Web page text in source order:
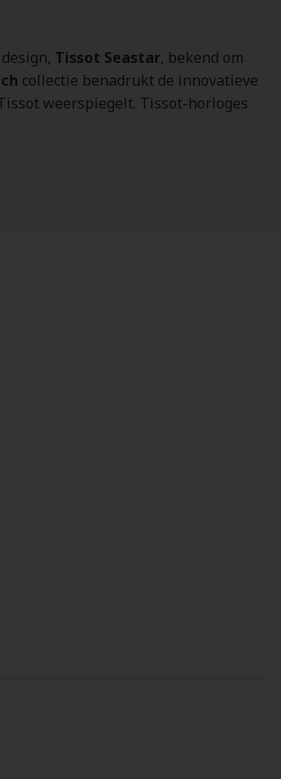
Tissot Seastar, bekend om
collectie benadrukt de innovatieve
weerspiegelt. Tissot-horloges